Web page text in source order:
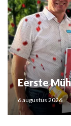
Eerste
6 augustus 2026